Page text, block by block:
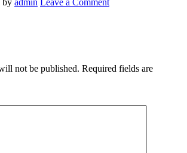
not be published. Required fields are